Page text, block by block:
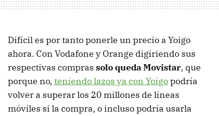
Difícil es por tanto ponerle un precio a Yoigo
ahora. Con Vodafone y Orange digiriendo sus
respectivas compras solo queda Movistar, que
porque no, teniendo lazos ya con Yoigopodría
volver a superar los 20 millones de líneas
móviles si la compra, o incluso podría usarla